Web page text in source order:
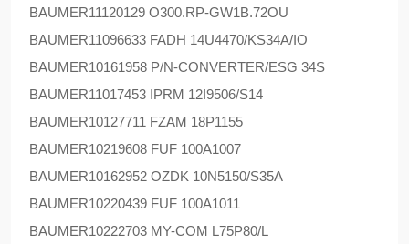
BAUMER11120129 O300.RP-GW1B.72OU
BAUMER11096633 FADH 14U4470/KS34A/IO
BAUMER10161958 P/N-CONVERTER/ESG 34S
BAUMER11017453 IPRM 12I9506/S14
BAUMER10127711 FZAM 18P1155
BAUMER10219608 FUF 100A1007
BAUMER10162952 OZDK 10N5150/S35A
BAUMER10220439 FUF 100A1011
BAUMER10222703 MY-COM L75P80/L